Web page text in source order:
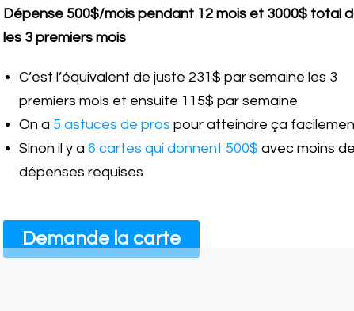
Dépense 500$/mois pendant 12 mois et 3000$ total
les 3 premiers mois
C’est l’équivalent de juste 231$ par semaine les 3
premiers mois et ensuite 115$ par semaine
On a 5 astuces de pros pour atteindre ça
Sinon il y a 6 cartes qui donnent 500$ avec moins de
dépenses requises
Demande la carte